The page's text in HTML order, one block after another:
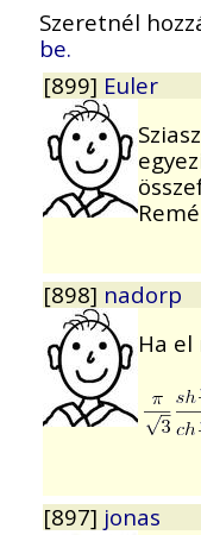
Szeretnél
be.
[899] Euler
[898] nadorp
Ha
[897] jonas